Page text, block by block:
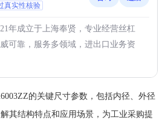
真实性核验
年成立于上海奉贤，专业经营丝杠
可靠，服务多领域，进出口业务资
的关键尺寸参数，包括内径、外径
其结构特点和应用场景，为工业采购提